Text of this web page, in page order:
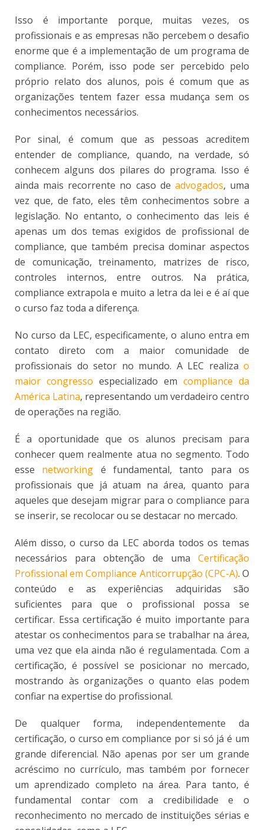
Isso é importante porque, muitas vezes, os
profissionais e as empresas não percebem o desafio
enorme que é a implementação de um programa de
compliance. Porém, isso pode ser percebido pelo
próprio relato dos alunos, pois é comum que as
organizações tentem fazer essa mudança sem os
conhecimentos necessários.
Por sinal, é comum que as pessoas acreditem
entender de compliance, quando, na verdade, só
conhecem alguns dos pilares do programa. Isso é
ainda mais recorrente no caso de advogados, uma
vez que, de fato, eles têm conhecimentos sobre a
legislação. No entanto, o conhecimento das leis é
apenas um dos temas exigidos de profissional de
compliance, que também precisa dominar aspectos
de comunicação, treinamento, matrizes de risco,
controles internos, entre outros. Na prática,
compliance extrapola e muito a letra da lei e é aí que
o curso faz toda a diferença.
No curso da LEC, especificamente, o aluno entra em
contato direto com a maior comunidade de
profissionais do setor no mundo. A LEC realiza o
maior congresso especializado em compliance da
América Latina, representando um verdadeiro centro
de operações na região.
É a oportunidade que os alunos precisam para
conhecer quem realmente atua no segmento. Todo
esse networking é fundamental, tanto para os
profissionais que já atuam na área, quanto para
aqueles que desejam migrar para o compliance para
se inserir, se recolocar ou se destacar no mercado.
Além disso, o curso da LEC aborda todos os temas
necessários para obtenção de uma Certificação
Profissional em Compliance Anticorrupção (CPC-A). O
conteúdo e as experiências adquiridas são
suficientes para que o profissional possa se
certificar. Essa certificação é muito importante para
atestar os conhecimentos para se trabalhar na área,
uma vez que ela ainda não é regulamentada. Com a
certificação, é possível se posicionar no mercado,
mostrando às organizações o quanto elas podem
confiar na expertise do profissional.
De qualquer forma, independentemente da
certificação, o curso em compliance por si só já é um
grande diferencial. Não apenas por ser um grande
acréscimo no currículo, mas também por fornecer
um aprendizado completo na área. Para tanto, é
fundamental contar com a credibilidade e o
reconhecimento no mercado de instituições sérias e